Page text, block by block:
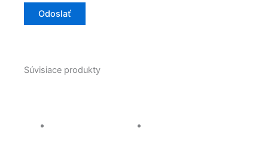
Súvisiace produkty